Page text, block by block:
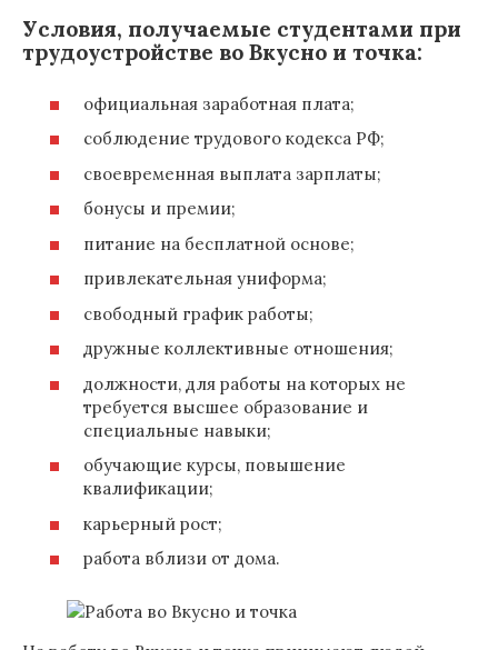
Условия, получаемые студентами при
трудоустройстве во Вкусно и точка:
официальная заработная плата;
соблюдение трудового кодекса РФ;
своевременная выплата зарплаты;
бонусы и премии;
питание на бесплатной основе;
привлекательная униформа;
свободный график работы;
дружные коллективные отношения;
должности, для работы на которых не
требуется высшее образование и
специальные навыки;
обучающие курсы, повышение
квалификации;
карьерный рост;
работа вблизи от дома.